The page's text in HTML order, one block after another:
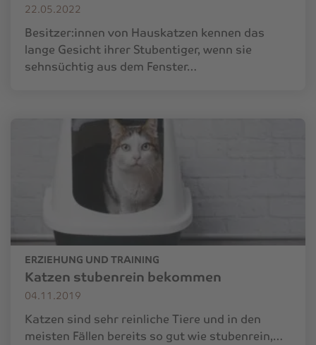
22.05.2022
Besitzer:innen von Hauskatzen kennen das
lange Gesicht ihrer Stubentiger, wenn sie
sehnsüchtig aus dem Fenster…
ERZIEHUNG UND TRAINING
Katzen stubenrein bekommen
04.11.2019
Katzen sind sehr reinliche Tiere und in den
meisten Fällen bereits so gut wie stubenrein,…